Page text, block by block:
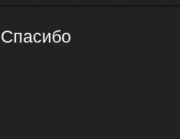
Спасибо